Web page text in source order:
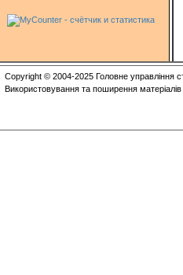
Copyright © 2004-2025 Головне управління
Використовування та поширення